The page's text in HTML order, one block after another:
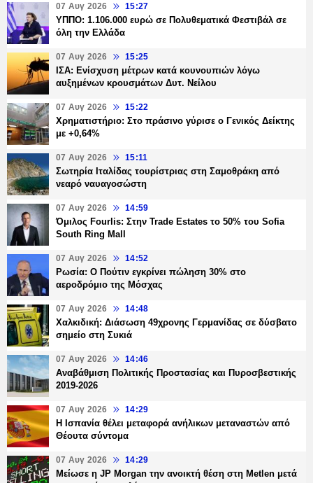
07 Αυγ 2026 15:27
ΥΠΠΟ: 1.106.000 ευρώ σε Πολυθεματικά Φεστιβάλ σε
όλη την Ελλάδα
07 Αυγ 2026 15:25
ΙΣΑ: Ενίσχυση μέτρων κατά κουνουπιών λόγω
αυξημένων κρουσμάτων Δυτ. Νείλου
07 Αυγ 2026 15:22
Χρηματιστήριο: Στο πράσινο γύρισε ο Γενικός Δείκτης
με +0,64%
07 Αυγ 2026 15:11
Σωτηρία Ιταλίδας τουρίστριας στη Σαμοθράκη από
νεαρό ναυαγοσώστη
07 Αυγ 2026 14:59
Όμιλος Fourlis: Στην Trade Estates το 50% του Sofia
South Ring Mall
07 Αυγ 2026 14:52
Ρωσία: Ο Πούτιν εγκρίνει πώληση 30% στο
αεροδρόμιο της Μόσχας
07 Αυγ 2026 14:48
Χαλκιδική: Διάσωση 49χρονης Γερμανίδας σε δύσβατο
σημείο στη Συκιά
07 Αυγ 2026 14:46
Αναβάθμιση Πολιτικής Προστασίας και Πυροσβεστικής
2019-2026
07 Αυγ 2026 14:29
Η Ισπανία θέλει μεταφορά ανήλικων μεταναστών από
Θέουτα σύντομα
07 Αυγ 2026 14:29
Μείωσε η JP Morgan την ανοικτή θέση στη Metlen μετά